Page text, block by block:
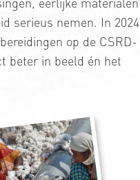
serieus nemen. In 2024
op de CSRD-
beter in beeld én het